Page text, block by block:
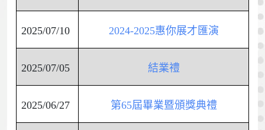
2025/07/10 2024-2025惠你展才匯演
2025/07/05 結業禮
2025/06/27 第65屆畢業暨頒獎典禮